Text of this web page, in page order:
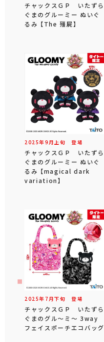
チャックスＧＰ いたずら
ぐまのグルーミー ぬいぐ
るみ 【The 殭屍】
2025年9 月 上旬 登場
チャックスＧＰ いたずら
ぐまのグルーミー ぬいぐ
るみ 【magical dark
variation】
2025年 7 月下旬 登場
チャックスＧＰ いたずら
ぐまのグル～ミ～ 3way
フェイスポーチエコバッグ